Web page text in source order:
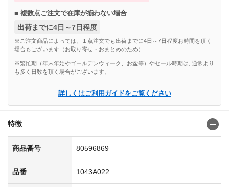
■ 複数点ご注文で在庫が揃わない場合
出荷までに4日～7日程度
※ご注文商品によっては、１点注文でも出荷までに4日～7日程度お時間を頂く
場合もございます（お取り寄せ・おまとめのため）
※繁忙期（年末年始やゴールデンウィーク、お盆等）やセール時期は, 通常より
も多く日数を頂く場合がございます。
詳しくはご利用ガイドをご覧ください
特徴
商品番号 80596869
品番 1043A022